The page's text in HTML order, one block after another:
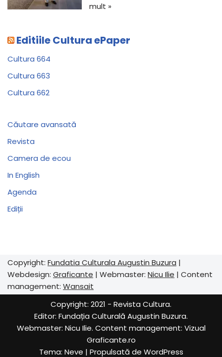
mult »
Editiile Cultura ePaper
Cultura 664
Cultura 663
Cultura 662
Căutare avansată
Revista
Camera de ecou
In English
Agenda
Ediții
Copyright: Fundatia Culturala Augustin Buzura |
Webdesign: Graficante | Webmaster: Nicu Ilie | Content
management: Wansait
Copyright: 2021 - Revista Cultura.
Editor: Fundația Culturală Augustin Buzura.
Webmaster: Nicu Ilie. Content management: Vizual
Graficante.ro
Tema: Neve | Propulsată de WordPress